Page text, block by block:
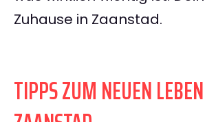
Zuhause in Zaanstad.
TIPPS ZUM NEUEN